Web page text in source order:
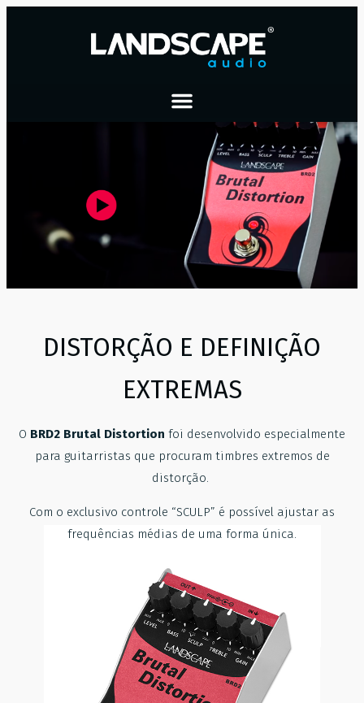
DISTORÇÃO E DEFINIÇÃO
EXTREMAS
O BRD2 Brutal Distortion foi desenvolvido especialmente
para guitarristas que procuram timbres extremos de
distorção.
Com o exclusivo controle “SCULP” é possível ajustar as
frequências médias de uma forma única.